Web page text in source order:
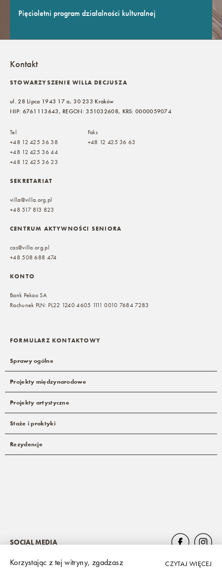
Pięcioletni program działalności kulturalnej
Kontakt
STOWARZYSZENIE WILLA DECJUSZA
ul. 28 Lipca 1943 17 a, 30 233 Kraków
NIP: 6761113643, REGON: 351032608, KRS: 0000059074
Tel
+48 12 425 36 38
+48 12 425 36 44
+48 12 425 36 23
Faks
+48 12 425 36 63
SEKRETARIAT
villa@villa.org.pl
+48 517 813 823
CENTRUM AKTYWNOŚCI SENIORA
cas@villa.org.pl
+48 508 688 474
KONTO
Bank Pekao SA
Rachunek PLN: PL22 1240 4605 1111 0010 7684 7283
FORMULARZ KONTAKTOWY
Sprawy ogólne
Projekty międzynarodowe
Projekty artystyczne
Staże i praktyki
Rezydencje
SOCIAL MEDIA
Korzystając z tej witryny, zgadzasz
CZYTAJ WIĘCEJ